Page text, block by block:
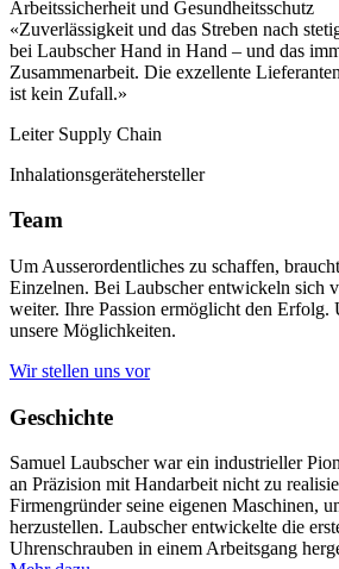
Arbeitssicherheit und Gesundheitsschutz
«Zuverlässigkeit und das Streben nach
bei Laubscher Hand in Hand – und das
Zusammenarbeit. Die exzellente
ist kein Zufall.»
Leiter Supply Chain
Inhalationsgerätehersteller
Team
Um Ausserordentliches zu schaffen,
Einzelnen. Bei Laubscher entwickeln sich
weiter. Ihre Passion ermöglicht den Erfolg.
unsere Möglichkeiten.
Wir stellen uns vor
Geschichte
Samuel Laubscher war ein industrieller
an Präzision mit Handarbeit nicht zu
Firmengründer seine eigenen Maschinen,
herzustellen. Laubscher entwickelte die
Uhrenschrauben in einem Arbeitsgang